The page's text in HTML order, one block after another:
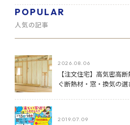
POPULAR
人気の記事
2026.08.06
【注文住宅】高気密高
ぐ断熱材・窓・換気の選
2019.07.09